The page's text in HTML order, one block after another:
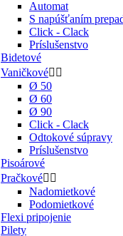
Automat
S napúšťaním
Click - Clack
Príslušenstvo
Bidetové
Vaničkové 
Ø 50
Ø 60
Ø 90
Click - Clack
Odtokové súpravy
Príslušenstvo
Pisoárové
Pračkové 
Nadomietkové
Podomietkové
Flexi pripojenie
Pilety